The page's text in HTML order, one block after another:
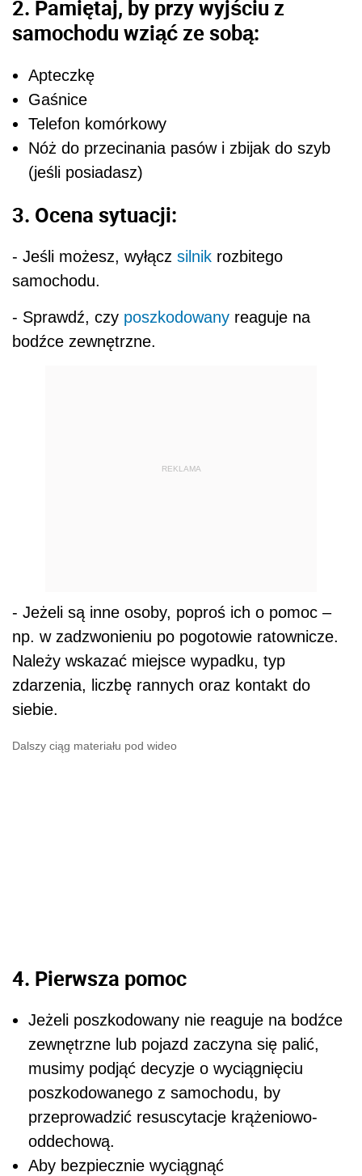
2. Pamiętaj, by przy wyjściu z
samochodu wziąć ze sobą:
Apteczkę
Gaśnice
Telefon komórkowy
Nóż do przecinania pasów i zbijak do szyb
(jeśli posiadasz)
3. Ocena sytuacji:
- Jeśli możesz, wyłącz silnik rozbitego
samochodu.
- Sprawdź, czy poszkodowany reaguje na
bodźce zewnętrzne.
REKLAMA
- Jeżeli są inne osoby, poproś ich o pomoc –
np. w zadzwonieniu po pogotowie ratownicze.
Należy wskazać miejsce wypadku, typ
zdarzenia, liczbę rannych oraz kontakt do
siebie.
Dalszy ciąg materiału pod wideo
4. Pierwsza pomoc
Jeżeli poszkodowany nie reaguje na bodźce
zewnętrzne lub pojazd zaczyna się palić,
musimy podjąć decyzje o wyciągnięciu
poszkodowanego z samochodu, by
przeprowadzić resuscytacje krążeniowo-
oddechową.
Aby bezpiecznie wyciągnąć